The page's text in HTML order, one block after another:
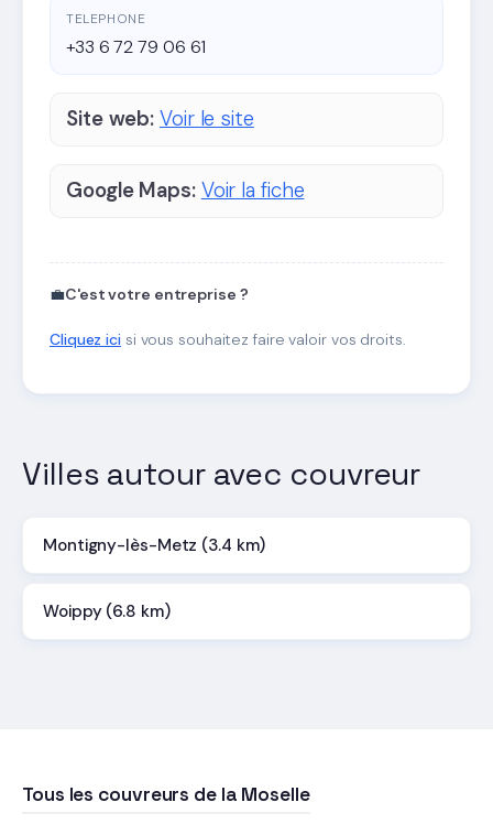
TELEPHONE
+33 6 72 79 06 61
Site web: Voir le site
Google Maps: Voir la fiche
💼C'est votre entreprise ?
Cliquez icisi vous souhaitez faire valoir vos droits.
Villes autour avec couvreur
Montigny-lès-Metz (3.4 km)
Woippy (6.8 km)
Tous les couvreurs de la Moselle